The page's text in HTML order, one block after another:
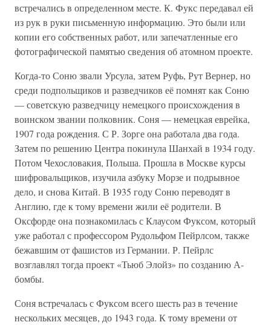
встречались в определенном месте. К. Фукс передавал ей
из рук в руки письменную информацию. Это были или
копии его собственных работ, или запечатленные его
фотографической памятью сведения об атомном проекте.
Когда-то Соню звали Урсула, затем Руфь, Рут Вернер, но
среди подпольщиков и разведчиков её помнят как Соню
— советскую разведчицу немецкого происхождения в
воинском звании полковник. Соня — немецкая еврейка,
1907 года рождения. С Р. Зорге она работала два года.
Затем по решению Центра покинула Шанхай в 1934 году.
Потом Чехословакия, Польша. Прошла в Москве курсы
шифровальщиков, изучила азбуку Морзе и подрывное
дело, и снова Китай. В 1935 году Соню переводят в
Англию, где к тому времени жили её родители. В
Оксфорде она познакомилась с Клаусом Фуксом, который
уже работал с профессором Рудольфом Пейрлсом, также
бежавшим от фашистов из Германии. Р. Пейрлс
возглавлял тогда проект «Тьюб Элойз» по созданию А-
бомбы.
Соня встречалась с Фуксом всего шесть раз в течение
нескольких месяцев, до 1943 года. К тому времени от